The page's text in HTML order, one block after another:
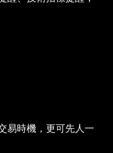
易時機，更可先人一